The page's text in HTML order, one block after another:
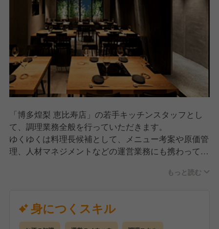
んか？
「博多煌梨 恵比寿店」の若手キッチンスタッフとし
て、調理業務全般を行っていただきます。
ゆくゆくは料理長候補として、メニュー考案や原価管
理、人材マネジメントなどの運営業務にも携わってい
つお任せします。
分からない事があっても先輩スタッフが丁寧にお教え
するので飲食店未経験でも安心してご応募ください◎
もっと読む
身につくスキル